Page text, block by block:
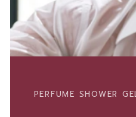
PERFUME SHOWER